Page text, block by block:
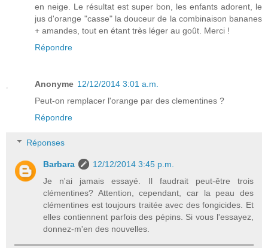
en neige. Le résultat est super bon, les enfants adorent, le
jus d'orange "casse" la douceur de la combinaison bananes
+ amandes, tout en étant très léger au goût. Merci !
Répondre
Anonyme 12/12/2014 3:01 a.m.
Peut-on remplacer l'orange par des clementines ?
Répondre
Réponses
Barbara
12/12/2014 3:45 p.m.
Je n'ai jamais essayé. Il faudrait peut-être trois
clémentines? Attention, cependant, car la peau des
clémentines est toujours traitée avec des fongicides. Et
elles contiennent parfois des pépins. Si vous l'essayez,
donnez-m'en des nouvelles.